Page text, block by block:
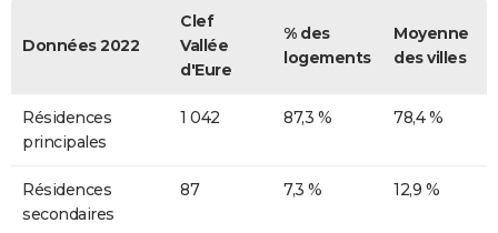
Données 2022
Clef
Vallée
d'Eure
% des
logements
Moyenne
des villes
Résidences
principales
1 042 87,3 % 78,4 %
Résidences
secondaires
87 7,3 % 12,9 %